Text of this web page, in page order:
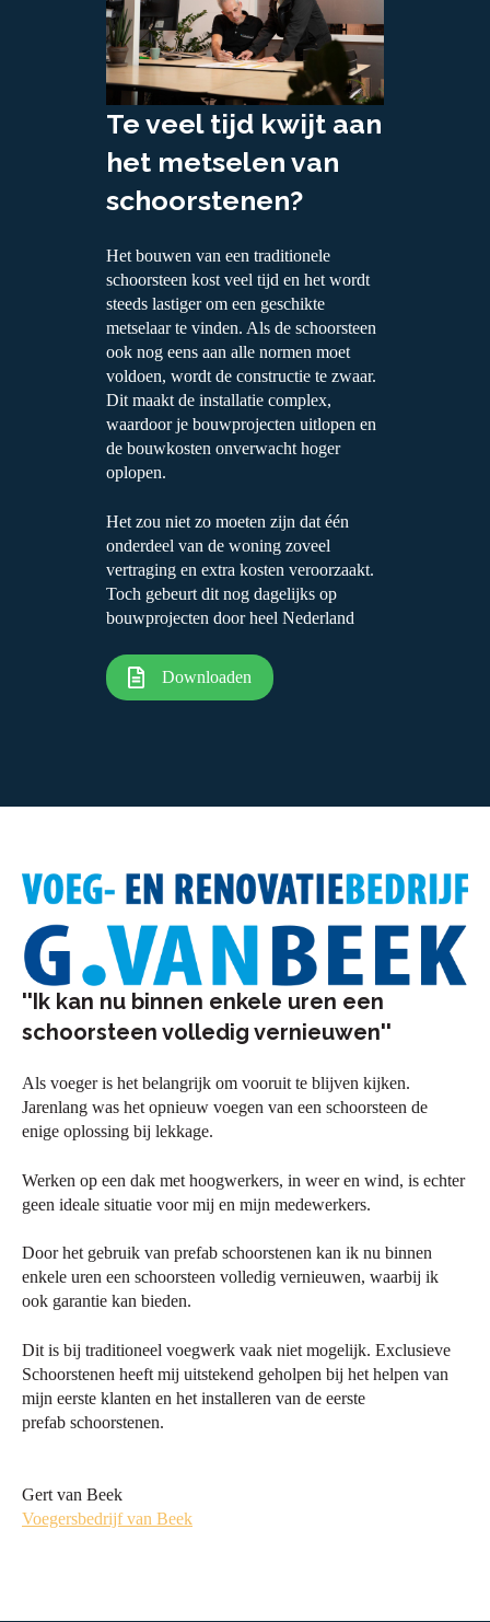
Te veel tijd kwijt aan
het metselen van
schoorstenen?
Het bouwen van een traditionele
schoorsteen kost veel tijd en het wordt
steeds lastiger om een geschikte
metselaar te vinden. Als de schoorsteen
ook nog eens aan alle normen moet
voldoen, wordt de constructie te zwaar.
Dit maakt de installatie complex,
waardoor je bouwprojecten uitlopen en
de bouwkosten onverwacht hoger
oplopen.
Het zou niet zo moeten zijn dat één
onderdeel van de woning zoveel
vertraging en extra kosten veroorzaakt.
Toch gebeurt dit nog dagelijks op
bouwprojecten door heel Nederland
Downloaden
''Ik kan nu binnen enkele uren een
schoorsteen volledig vernieuwen''
Als voeger is het belangrijk om vooruit te blijven kijken.
Jarenlang was het opnieuw voegen van een schoorsteen de
enige oplossing bij lekkage.
Werken op een dak met hoogwerkers, in weer en wind, is echter
geen ideale situatie voor mij en mijn medewerkers.
Door het gebruik van prefab schoorstenen kan ik nu binnen
enkele uren een schoorsteen volledig vernieuwen, waarbij ik
ook garantie kan bieden.
Dit is bij traditioneel voegwerk vaak niet mogelijk. Exclusieve
Schoorstenen heeft mij uitstekend geholpen bij het helpen van
mijn eerste klanten en het installeren van de eerste
prefab schoorstenen.
Gert van Beek
Voegersbedrijf van Beek